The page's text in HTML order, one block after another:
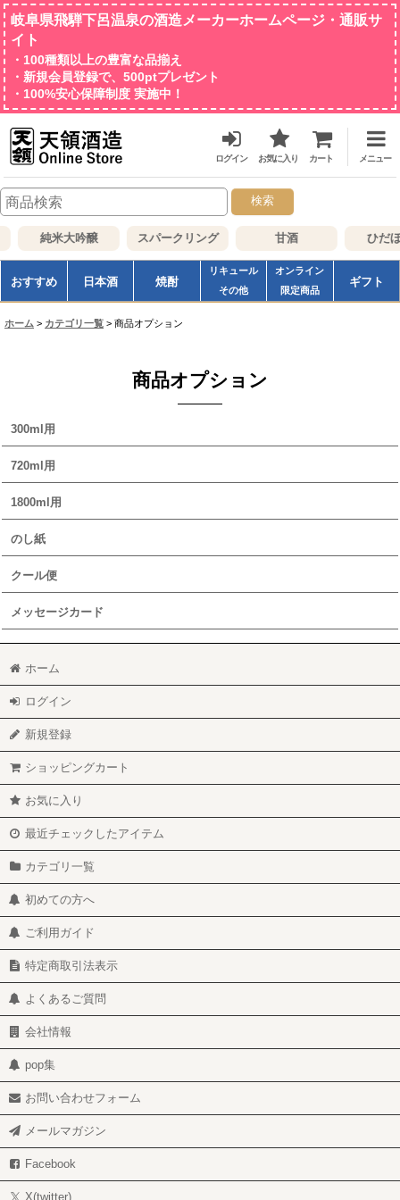
岐阜県飛騨下呂温泉の酒造メーカーホームページ・通販サ
イト
・100種類以上の豊富な品揃え
・新規会員登録で、500ptプレゼント
・100%安心保障制度 実施中！
ログイン お気に入り カート メニュー
検索
純米大吟醸 スパークリング 甘酒 ひだ
おすすめ 日本酒 焼酎
リキュール
その他
オンライン
限定商品
ギフト
ホーム > カテゴリ一覧 > 商品オプション
商品オプション
300ml用
720ml用
1800ml用
のし紙
クール便
メッセージカード
ホーム
ログイン
新規登録
ショッピングカート
お気に入り
最近チェックしたアイテム
カテゴリ一覧
初めての方へ
ご利用ガイド
特定商取引法表示
よくあるご質問
会社情報
pop集
お問い合わせフォーム
メールマガジン
Facebook
X(twitter)